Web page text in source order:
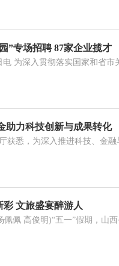
”专场招聘 87家企业揽才
为深入贯彻落实国家和省市
助力科技创新与成果转化
获悉，为深入推进科技、金
文旅盛宴醉游人
佩 高俊明)“五一”假期，山西